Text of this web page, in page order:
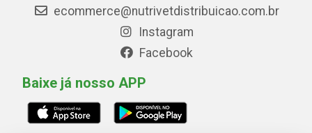
ecommerce@nutrivetdistribuicao.com.br
Instagram
Facebook
Baixe já nosso APP